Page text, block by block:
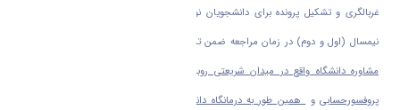
غربالگری و تشکیل پرونده برای دانشجویان نوورود می باشد لطفا پذیرفته شدگان هر دو
نیمسال (اول و دوم) در زمان مراجعه ضمن تشکیل پرونده برابر اطلاعیه شماره 2 ، به
مشاوره دانشگاه واقع در میدان شریعتی روبروی سایت مرکزی دانشگاه اراک ساختمان
پروفسورحسابیوهمین طور به درمانگاه دانشگاه واقع در میدان شریعتی سایت مرکزی